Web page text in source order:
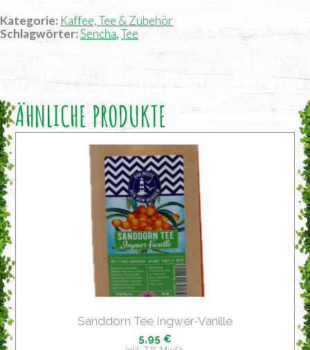
Kategorie: Kaffee, Tee & Zubehör
Schlagwörter:Sencha,Tee
ÄHNLICHE PRODUKTE
Sand­dorn Tee Ingwer-Vanille
5,95 €